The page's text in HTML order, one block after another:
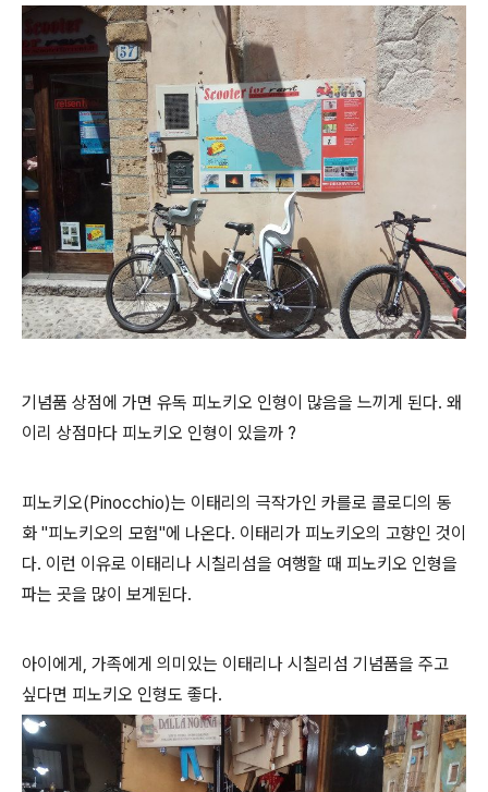
기념품 상점에 가면 유독 피노키오 인형이 많음을 느끼게 된다. 왜
이리 상점마다 피노키오 인형이 있을까 ?
피노키오(Pinocchio)는 이태리의 극작가인 카를로 콜로디의 동
화 "피노키오의 모험"에 나온다. 이태리가 피노키오의 고향인 것이
다. 이런 이유로 이태리나 시칠리섬을 여행할 때 피노키오 인형을
파는 곳을 많이 보게된다.
아이에게, 가족에게 의미있는 이태리나 시칠리섬 기념품을 주고
싶다면 피노키오 인형도 좋다.